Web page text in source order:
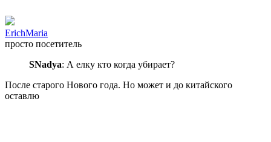
ErichMaria
просто посетитель
SNadya: А елку кто когда убирает?
После старого Нового года. Но может и до китайского
оставлю